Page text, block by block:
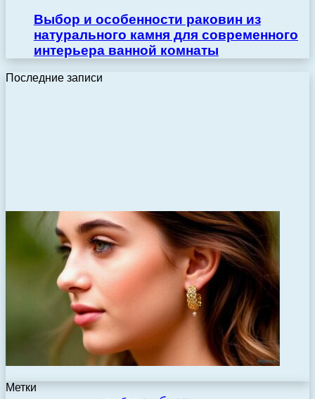
Выбор и особенности раковин из
натурального камня для современного
интерьера ванной комнаты
Последние записи
Метки